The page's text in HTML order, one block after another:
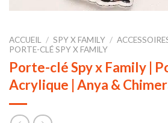
ACCUEIL / SPY X FAMILY /
PORTE-CLÉ SPY X FAMILY
Porte-clé Spy x Family |
Acrylique | Anya &